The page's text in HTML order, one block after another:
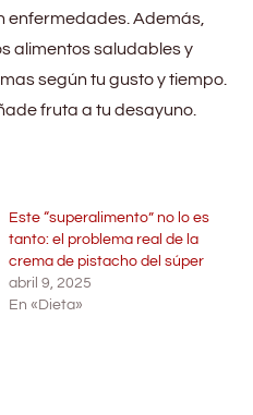
enfermedades. Además,
alimentos saludables y
según tu gusto y tiempo.
fruta a tu desayuno.
Este “superalimento” no lo es
tanto: el problema real de la
crema de pistacho del súper
abril 9, 2025
En «Dieta»